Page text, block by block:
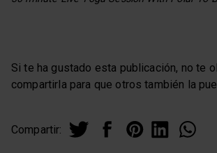
Si te ha gustado esta publicación, no te
compartirla para que otros también la
Compartir: